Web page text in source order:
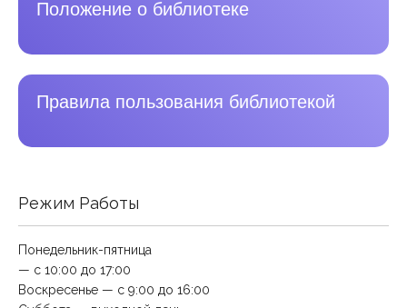
Положение о библиотеке
Правила пользования библиотекой
Режим Работы
Понедельник-пятница
— с 10:00 до 17:00
Воскресенье — с 9:00 до 16:00